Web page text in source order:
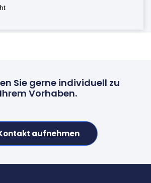
Sie gerne individuell zu
Ihrem Vorhaben.
aufnehmen